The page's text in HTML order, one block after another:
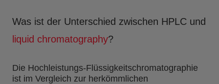
Was ist der Unterschied zwischen HPLC und
liquid chromatography?
Die Hochleistungs-Flüssigkeitschromatographie
ist im Vergleich zur herkömmlichen